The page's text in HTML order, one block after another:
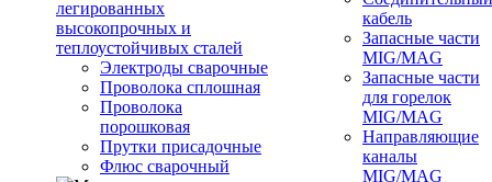
легированных
высокопрочных и
теплоустойчивых сталей
Электроды сварочные
Проволока сплошная
Проволока
порошковая
Прутки присадочные
Флюс сварочный
кабель
Запасные части
MIG/MAG
Запасные части
для горелок
MIG/MAG
Направляющие
каналы
MIG/MAG